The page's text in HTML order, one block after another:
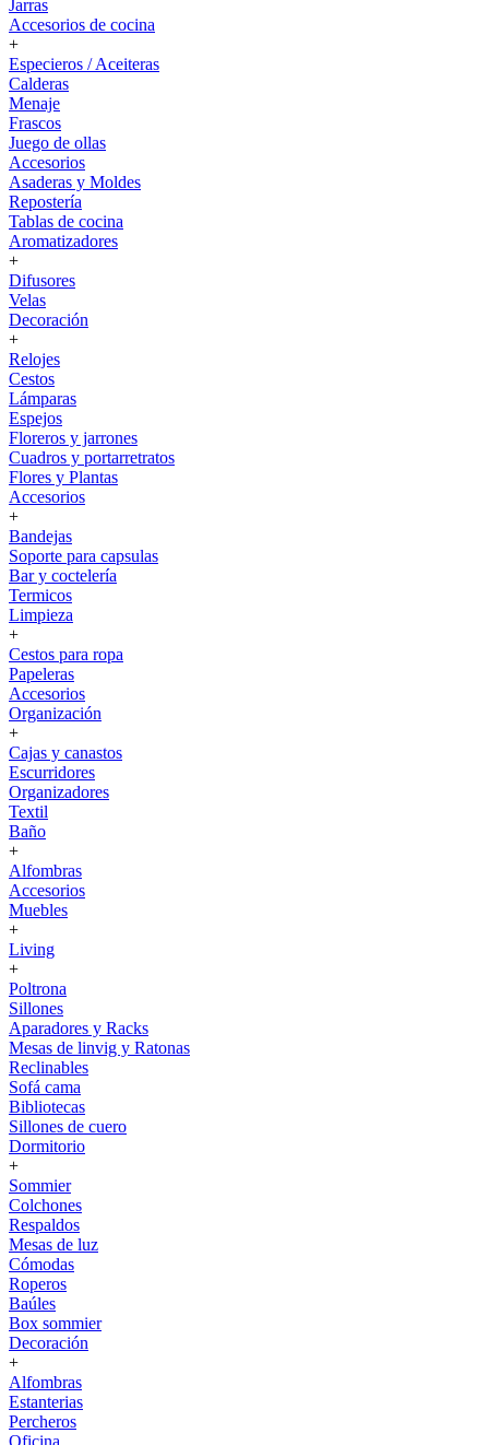
Jarras
Accesorios de cocina
+
Especieros / Aceiteras
Calderas
Menaje
Frascos
Juego de ollas
Accesorios
Asaderas y Moldes
Repostería
Tablas de cocina
Aromatizadores
+
Difusores
Velas
Decoración
+
Relojes
Cestos
Lámparas
Espejos
Floreros y jarrones
Cuadros y portarretratos
Flores y Plantas
Accesorios
+
Bandejas
Soporte para capsulas
Bar y coctelería
Termicos
Limpieza
+
Cestos para ropa
Papeleras
Accesorios
Organización
+
Cajas y canastos
Escurridores
Organizadores
Textil
Baño
+
Alfombras
Accesorios
Muebles
+
Living
+
Poltrona
Sillones
Aparadores y Racks
Mesas de linvig y Ratonas
Reclinables
Sofá cama
Bibliotecas
Sillones de cuero
Dormitorio
+
Sommier
Colchones
Respaldos
Mesas de luz
Cómodas
Roperos
Baúles
Box sommier
Decoración
+
Alfombras
Estanterias
Percheros
Oficina